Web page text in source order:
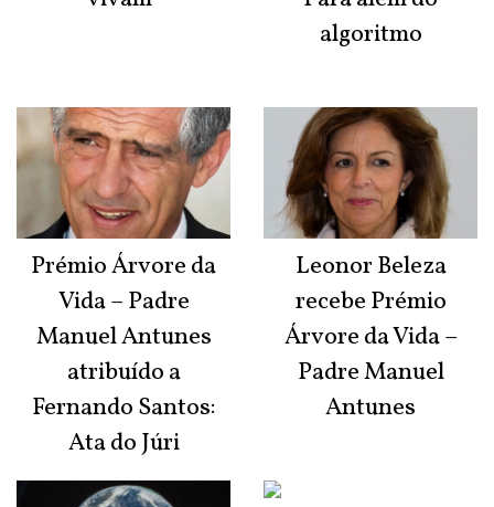
Prémio Árvore da
Vida – Padre
Manuel Antunes
atribuído a
Fernando Santos:
Ata do Júri
algoritmo
Leonor Beleza
recebe Prémio
Árvore da Vida –
Padre Manuel
Antunes